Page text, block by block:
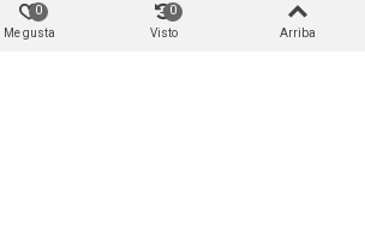
Me gusta
0
Visto
0
Arriba